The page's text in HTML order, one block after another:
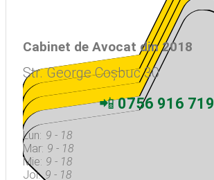
Cabinet de Avocat din 2018
Str. George Coșbuc 30
📲0756 916 719
Lun: 9 - 18
Mar: 9 - 18
Mie: 9 - 18
Joi: 9 - 18